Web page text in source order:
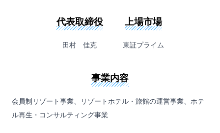
代表取締役
田村 佳克
上場市場
東証プライム
事業内容
会員制リゾート事業、リゾートホテル・旅館の運営事業、ホテ
ル再生・コンサルティング事業